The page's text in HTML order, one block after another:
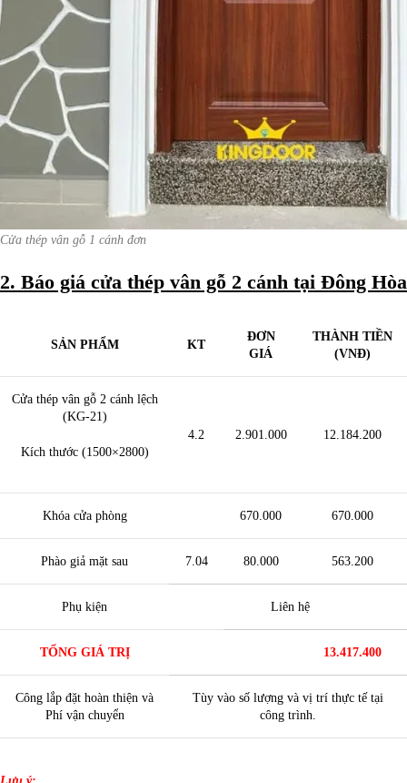
Cửa thép vân gỗ 1 cánh đơn
2. Báo giá cửa thép vân gỗ 2 cánh tại Đông Hòa
SẢN PHẨM KT
ĐƠN
GIÁ
THÀNH TIỀN
(VNĐ)
Cửa thép vân gỗ 2 cánh lệch
(KG-21)
Kích thước (1500×2800)
4.2 2.901.000 12.184.200
Khóa cửa phòng 670.000 670.000
Phào giả mặt sau 7.04 80.000 563.200
Phụ kiện Liên hệ
TỔNG GIÁ TRỊ 13.417.400
Công lắp đặt hoàn thiện và
Phí vận chuyển
Tùy vào số lượng và vị trí thực tế tại
công trình.